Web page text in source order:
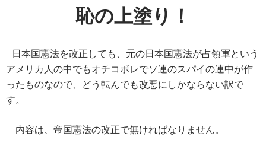
恥の上塗り！
日本国憲法を改正しても、元の日本国憲法が占領軍という
アメリカ人の中でもオチコボレでソ連のスパイの連中が作
ったものなので、どう転んでも改悪にしかならない訳で
す。
内容は、帝国憲法の改正で無ければなりません。